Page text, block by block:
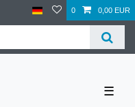
0 0,00 EUR
☰